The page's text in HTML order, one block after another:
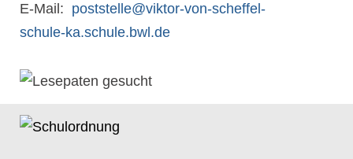
E-Mail: poststelle@viktor-von-scheffel-
schule-ka.schule.bwl.de